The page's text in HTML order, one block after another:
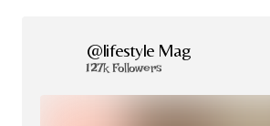
@lifestyle Mag
127k Followers